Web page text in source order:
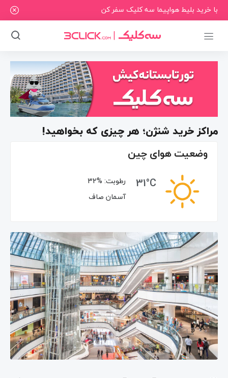
با خرید بلیط هواپیما سه کلیک سفر کن
مراکز خرید شنژن؛ هر چیزی که بخواهید!
وضعیت هوای چین
31°C
رطوبت: 32%
آسمان صاف